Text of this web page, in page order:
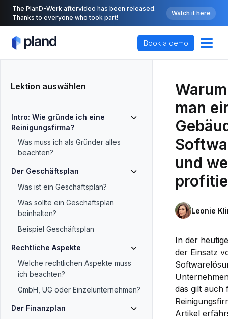
The PlanD-Werk aftervideo has been released.
Thanks to everyone who took part!
Watch it here
Book a demo
Lektion auswählen
Intro: Wie gründe ich eine
Reinigungsfirma?
Was muss ich als Gründer alles
beachten?
Der Geschäftsplan
Was ist ein Geschäftsplan?
Was sollte ein Geschäftsplan
beinhalten?
Beispiel Geschäftsplan
Rechtliche Aspekte
Welche rechtlichen Aspekte muss
ich beachten?
GmbH, UG oder Einzelunternehmen?
Der Finanzplan
man
und
Leonie
In der
der Einsatz
das gilt auch
Artikel